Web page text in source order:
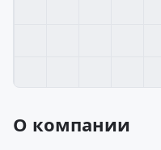
О компании